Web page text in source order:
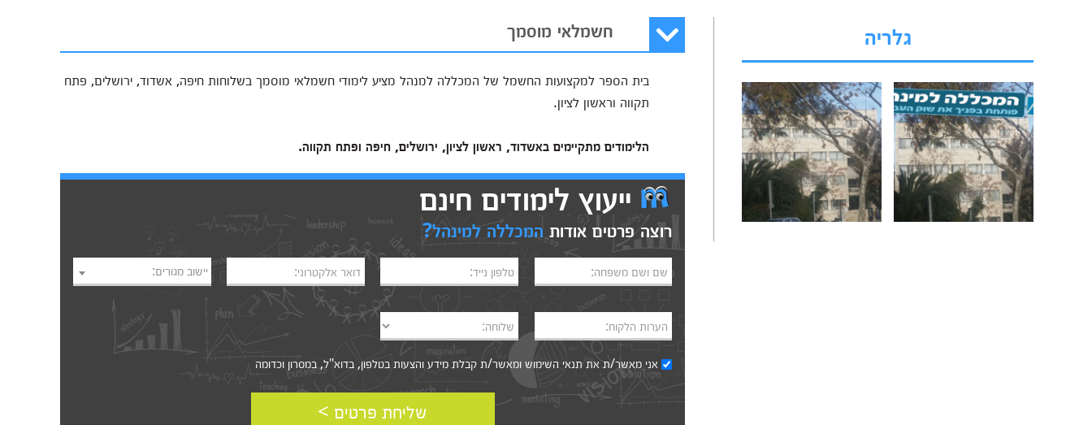
גלריה חשמלאי מוסמך
בית הספר למקצועות החשמל של המכללה למנהל מציע לימודי חשמלאי מוסמך בשלוחות חיפה, אשדוד, ירושלים, פתח
תקווה וראשון לציון.
הלימודים מתקיימים באשדוד, ראשון לציון, ירושלים, חיפה ופתח תקווה.
ייעוץ לימודים חינם
רוצה פרטים אודות המכללה למינהל?
שם ושם משפחה: טלפון נייד: דואר אלקטרוני: יישוב מגורים:
הערות הלקוח: שלוחה:
אני מאשר/ת את תנאי השימושומאשר/ת קבלת מידע והצעות בטלפון, בדוא"ל, במסרון וכדומה‎‎
שליחת פרטים >